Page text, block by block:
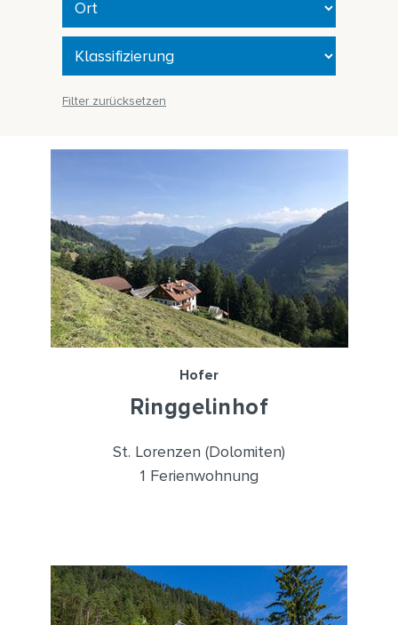
Filter zurücksetzen
Hofer
Ringgelinhof
St. Lorenzen (Dolomiten)
1 Ferienwohnung